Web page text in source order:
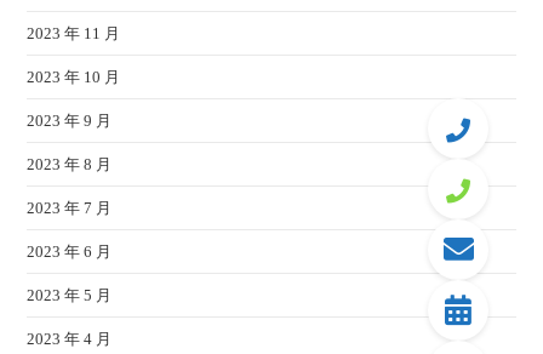
2023 年 11 月
2023 年 10 月
2023 年 9 月
2023 年 8 月
2023 年 7 月
2023 年 6 月
2023 年 5 月
2023 年 4 月